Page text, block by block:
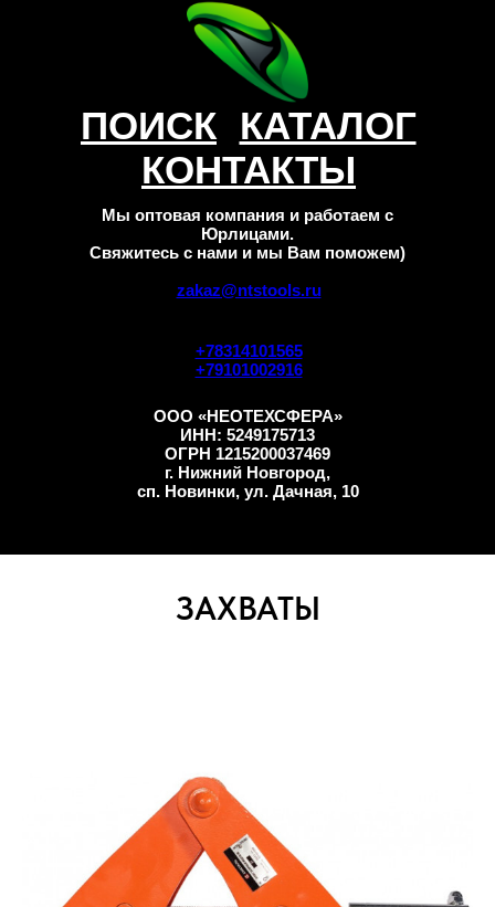
КОНТАКТЫ
ПОИСК
+78314101565
+79101002916
zakaz@ntstools.ru
КАТАЛОГ
ООО «НЕОТЕХСФЕРА»
ИНН: 5249175713
ОГРН 1215200037469
г. Нижний Новгород,
сп. Новинки, ул. Дачная, 10
Мы оптовая компания и работаем с
Юрлицами.
Свяжитесь с нами и мы Вам поможем)
ЗАХВАТЫ